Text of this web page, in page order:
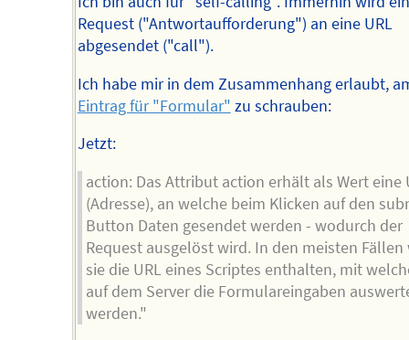
Request ("Antwortaufforderung") an eine URL
abgesendet ("call").
Ich habe mir in dem Zusammenhang erlaubt,
Eintrag für "Formular" zu schrauben:
Jetzt:
action: Das Attribut action erhält als Wert eine
(Adresse), an welche beim Klicken auf den
Button Daten gesendet werden - wodurch der
Request ausgelöst wird. In den meisten Fällen
sie die URL eines Scriptes enthalten, mit
auf dem Server die Formulareingaben
werden."